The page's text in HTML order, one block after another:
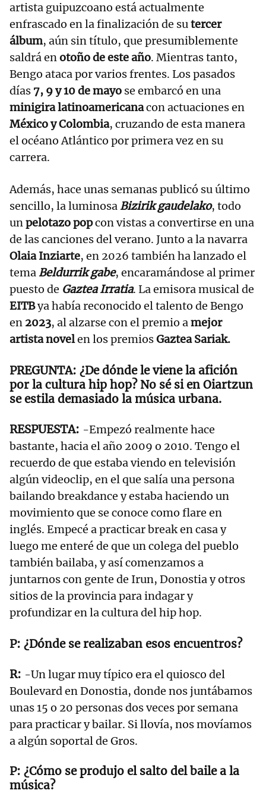
artista guipuzcoano está actualmente
enfrascado en la finalización de sutercer
álbum, aún sin título, que presumiblemente
saldrá enotoño de este año. Mientras tanto,
Bengo ataca por varios frentes. Los pasados
días 7, 9 y 10 de mayo se embarcó en una
minigira latinoamericanacon actuaciones en
México y Colombia, cruzando de esta manera
el océano Atlántico por primera vez en su
carrera.
Además, hace unas semanas publicó su último
sencillo, la luminosaBizirik gaudelako, todo
unpelotazo popcon vistas a convertirse en una
de las canciones del verano. Junto a la navarra
Olaia Inziarte, en 2026 también ha lanzado el
temaBeldurrik gabe, encaramándose al primer
puesto de Gaztea Irratia. La emisora musical de
EITBya había reconocido el talento de Bengo
en 2023, al alzarse con el premio amejor
artista novelen los premiosGaztea Sariak.
¿De dónde le viene la afición
por la cultura hip hop? No sé si en Oiartzun
se estila demasiado la música urbana.
-Empezó realmente hace
bastante, hacia el año 2009 o 2010. Tengo el
recuerdo de que estaba viendo en televisión
algún videoclip, en el que salía una persona
bailando breakdance y estaba haciendo un
movimiento que se conoce como flare en
inglés. Empecé a practicar break en casa y
luego me enteré de que un colega del pueblo
también bailaba, y así comenzamos a
juntarnos con gente de Irun, Donostia y otros
sitios de la provincia para indagar y
profundizar en la cultura del hip hop.
¿Dónde se realizaban esos encuentros?
-Un lugar muy típico era el quiosco del
Boulevard en Donostia, donde nos juntábamos
unas 15 o 20 personas dos veces por semana
para practicar y bailar. Si llovía, nos movíamos
a algún soportal de Gros.
¿Cómo se produjo el salto del baile a la
música?